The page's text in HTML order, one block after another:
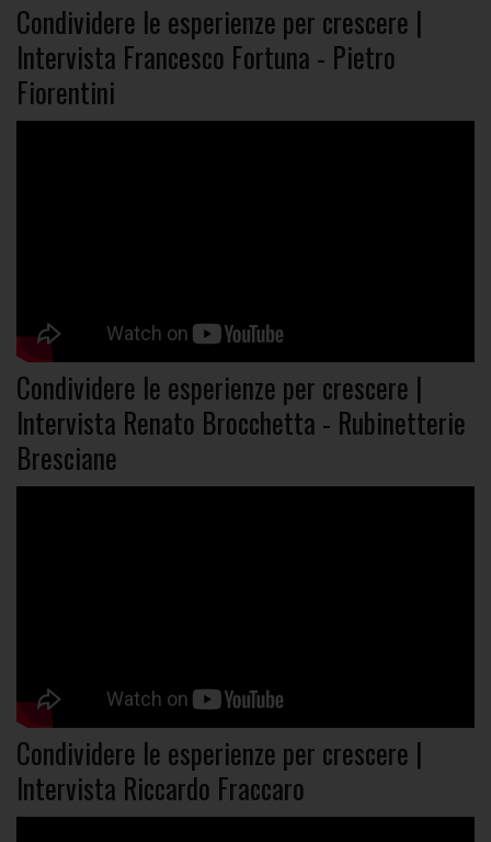
Condividere le esperienze per crescere |
Intervista Francesco Fortuna - Pietro
Fiorentini
Condividere le esperienze per crescere |
Intervista Renato Brocchetta - Rubinetterie
Bresciane
Condividere le esperienze per crescere |
Intervista Riccardo Fraccaro